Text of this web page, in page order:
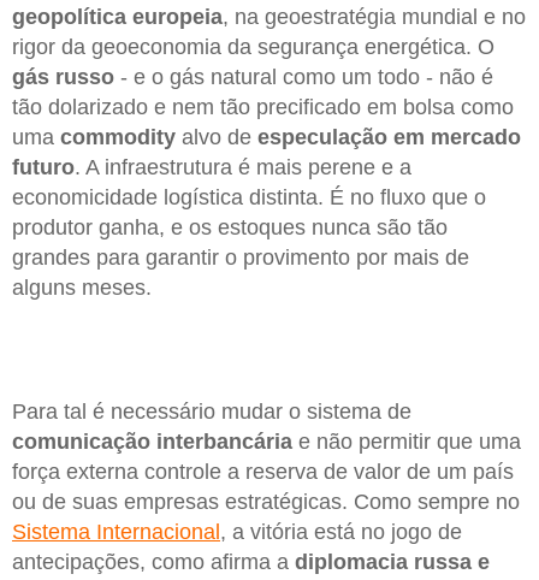
geopolítica europeia, na geoestratégia mundial e no
rigor da geoeconomia da segurança energética. O
gás russo - e o gás natural como um todo - não é
tão dolarizado e nem tão precificado em bolsa como
uma commodity alvo de especulação em mercado
futuro. A infraestrutura é mais perene e a
economicidade logística distinta. É no fluxo que o
produtor ganha, e os estoques nunca são tão
grandes para garantir o provimento por mais de
alguns meses.
Para tal é necessário mudar o sistema de
comunicação interbancária e não permitir que uma
força externa controle a reserva de valor de um país
ou de suas empresas estratégicas. Como sempre no
Sistema Internacional , a vitória está no jogo de
antecipações, como afirma a diplomacia russa e